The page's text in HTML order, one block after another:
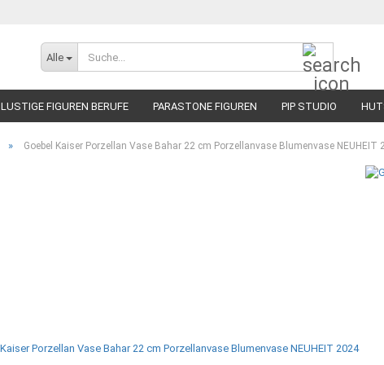
Alle
LUSTIGE FIGUREN BERUFE PARASTONE FIGUREN PIP STUDIO
» Goebel Kaiser Porzellan Vase Bahar 22 cm Porzellanvase Blumenvase NEUHEIT